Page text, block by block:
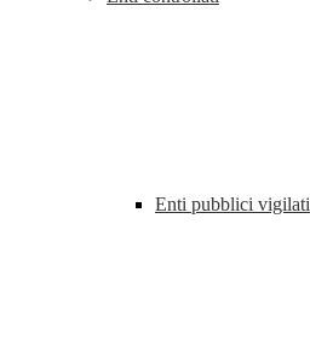
Enti pubblici vigilati